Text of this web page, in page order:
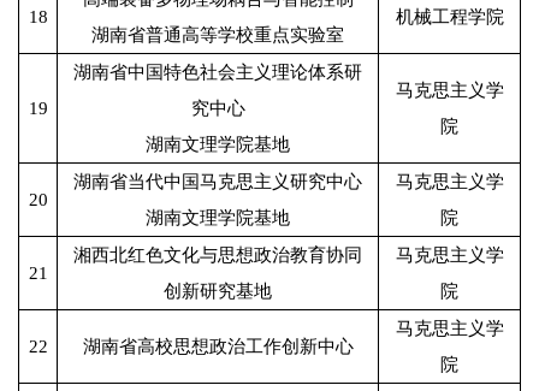
18
湖南省普通高等学校重点实验室
机械工程学院
19
湖南省中国特色社会主义理论体系研
究中心
湖南文理学院基地
马克思主义学
院
20
湖南省当代中国马克思主义研究中心
湖南文理学院基地
马克思主义学
院
21
湘西北红色文化与思想政治教育协同
创新研究基地
马克思主义学
院
22 湖南省高校思想政治工作创新中心
马克思主义学
院